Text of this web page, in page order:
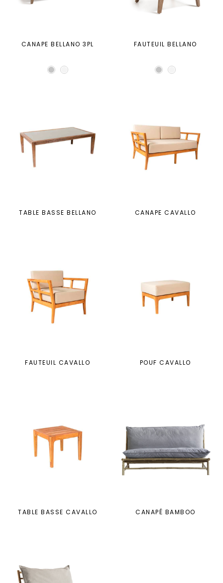
CANAPE BELLANO 3PL FAUTEUIL BELLANO
TABLE BASSE BELLANO CANAPE CAVALLO
FAUTEUIL CAVALLO POUF CAVALLO
TABLE BASSE CAVALLO CANAPÉ BAMBOO